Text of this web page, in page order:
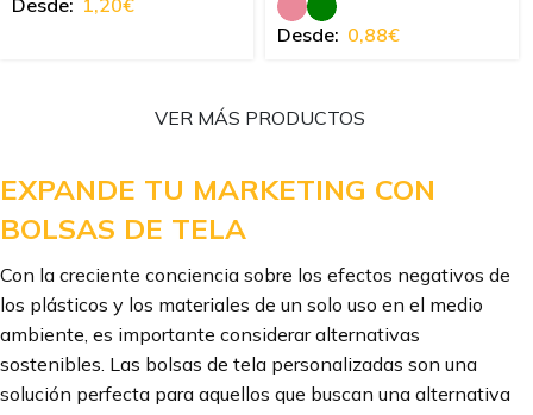
Desde: 1,20€
Desde: 0,88€
VER MÁS PRODUCTOS
EXPANDE TU MARKETING CON
BOLSAS DE TELA
Con la creciente conciencia sobre los efectos negativos de
los plásticos y los materiales de un solo uso en el medio
ambiente, es importante considerar alternativas
sostenibles. Las bolsas de tela personalizadas son una
solución perfecta para aquellos que buscan una alternativa